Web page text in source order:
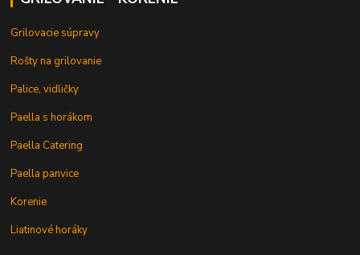
Grilovacie súpravy
Rošty na grilovanie
Palice, vidličky
Paella s horákom
Paella Catering
Paella panvice
Korenie
Liatinové horáky